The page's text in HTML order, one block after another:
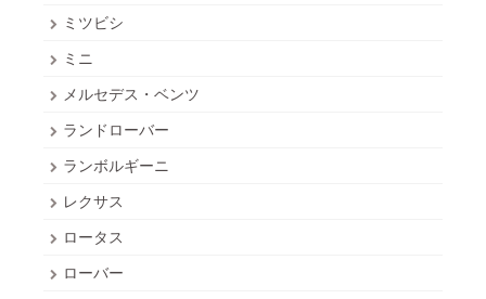
ミツビシ
ミニ
メルセデス・ベンツ
ランドローバー
ランボルギーニ
レクサス
ロータス
ローバー